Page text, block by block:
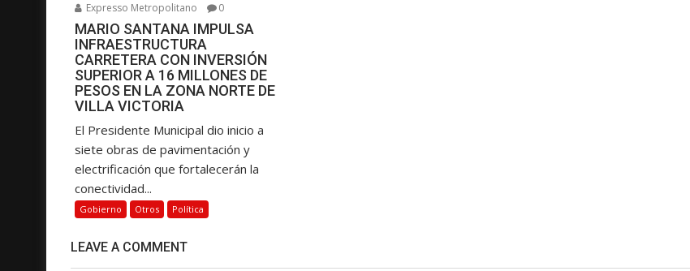
Expresso Metropolitano
0
MARIO SANTANA IMPULSA
INFRAESTRUCTURA
CARRETERA CON INVERSIÓN
SUPERIOR A 16 MILLONES DE
PESOS EN LA ZONA NORTE DE
VILLA VICTORIA
El Presidente Municipal dio inicio a
siete obras de pavimentación y
electrificación que fortalecerán la
conectividad...
Gobierno Otros Política
LEAVE A COMMENT